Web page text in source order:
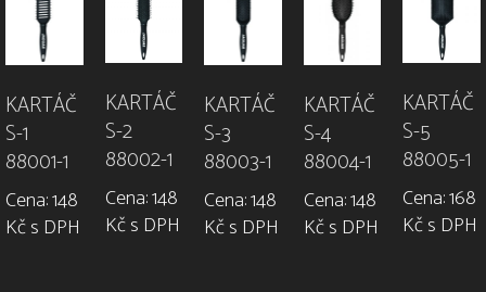
KARTÁČ
S-1
88001-1
Cena: 148
Kč s DPH
KARTÁČ
S-2
88002-1
Cena: 148
Kč s DPH
KARTÁČ
S-3
88003-1
Cena: 148
Kč s DPH
KARTÁČ
S-4
88004-1
Cena: 148
Kč s DPH
KARTÁČ
S-5
88005-1
Cena: 168
Kč s DPH